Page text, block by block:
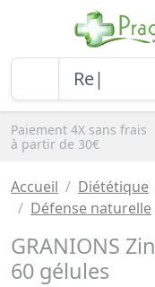
Paiement 4X sans frais
à partir de 30€
Accueil Diététique
Défense naturelle
GRANIONS
60 gélules